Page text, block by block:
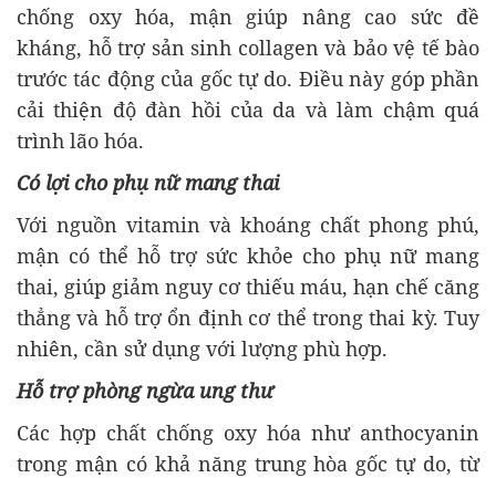
chống oxy hóa, mận giúp nâng cao sức đề
kháng, hỗ trợ sản sinh collagen và bảo vệ tế bào
trước tác động của gốc tự do. Điều này góp phần
cải thiện độ đàn hồi của da và làm chậm quá
trình lão hóa.
Có lợi cho phụ nữ mang thai
Với nguồn vitamin và khoáng chất phong phú,
mận có thể hỗ trợ sức khỏe cho phụ nữ mang
thai, giúp giảm nguy cơ thiếu máu, hạn chế căng
thẳng và hỗ trợ ổn định cơ thể trong thai kỳ. Tuy
nhiên, cần sử dụng với lượng phù hợp.
Hỗ trợ phòng ngừa ung thư
Các hợp chất chống oxy hóa như anthocyanin
trong mận có khả năng trung hòa gốc tự do, từ